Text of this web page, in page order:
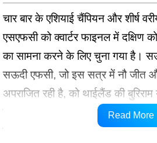
चार बार के एशियाई चैंपियन और शीर्ष
एसएफसी को क्वार्टर फाइनल में दक्षिण
का सामना करने के लिए चुना गया है।
सऊदी एफसी, जो इस सत्र में नौ जीत
अपराजित रही है, को थाईलैंड की
जबकि जापान की कावासाकी फ्रंटेल
की चैंपियन अल साद एससी से होगा।
Read More